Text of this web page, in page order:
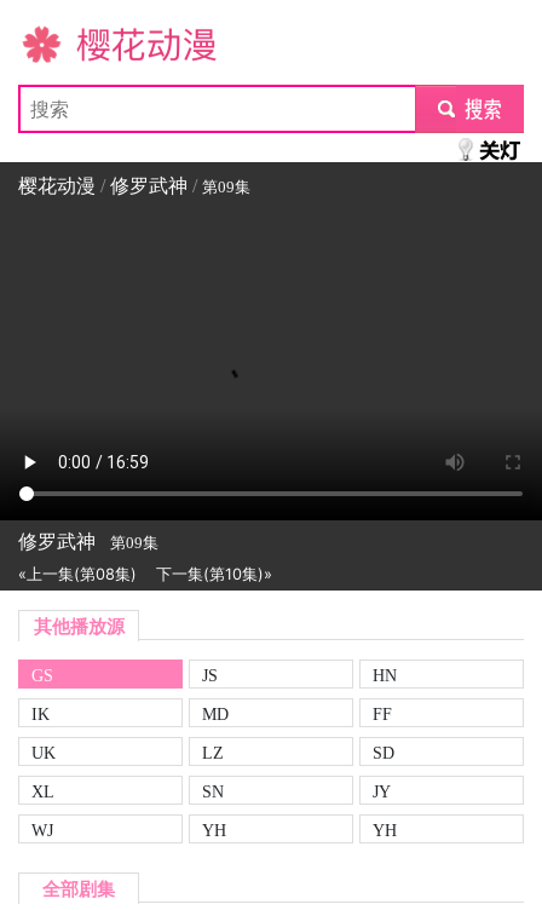
樱花动漫
submit
樱花动漫 /修罗武神 / 第09集
修罗武神 第09集
«上一集(第08集) 下一集(第10集)»
其他播放源
GS JS
HN
IK
MD
FF
UK
LZ
SD
XL
SN
JY
WJ
YH YH
全部剧集